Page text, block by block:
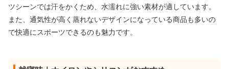
ツシーンでは汗をかくため、水濡れに強い素材が適しています。
また、通気性が高く蒸れないデザインになっている商品も多いの
で快適にスポーツできるのも魅力です。